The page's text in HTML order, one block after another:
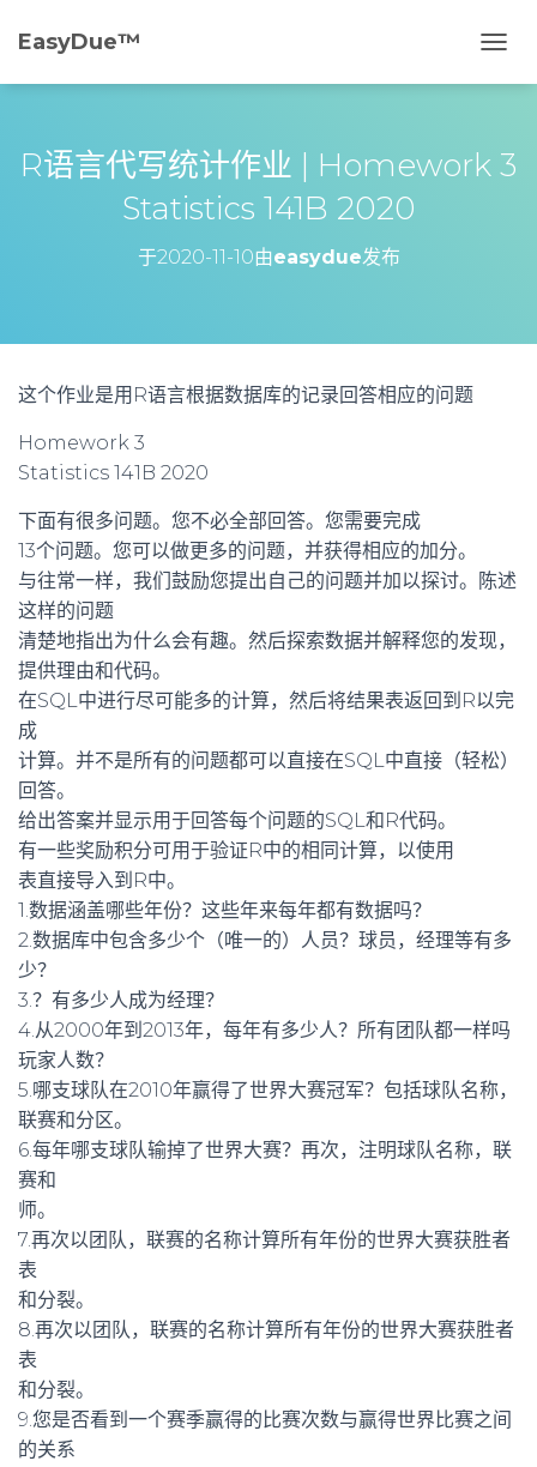
EasyDue™️
换
R语言代写统计作业 | Homework 3
Statistics 141B 2020
于2020-11-10由easydue发布
这个作业是用R语言根据数据库的记录回答相应的问题
Homework 3
Statistics 141B 2020
下面有很多问题。您不必全部回答。您需要完成
13个问题。您可以做更多的问题，并获得相应的加分。
与往常一样，我们鼓励您提出自己的问题并加以探讨。陈述
这样的问题
清楚地指出为什么会有趣。然后探索数据并解释您的发现，
提供理由和代码。
在SQL中进行尽可能多的计算，然后将结果表返回到R以完
成
计算。并不是所有的问题都可以直接在SQL中直接（轻松）
回答。
给出答案并显示用于回答每个问题的SQL和R代码。
有一些奖励积分可用于验证R中的相同计算，以使用
表直接导入到R中。
1.数据涵盖哪些年份？这些年来每年都有数据吗？
2.数据库中包含多少个（唯一的）人员？球员，经理等有多
少？
3.？有多少人成为经理？
4.从2000年到2013年，每年有多少人？所有团队都一样吗
玩家人数？
5.哪支球队在2010年赢得了世界大赛冠军？包括球队名称，
联赛和分区。
6.每年哪支球队输掉了世界大赛？再次，注明球队名称，联
赛和
师。
7.再次以团队，联赛的名称计算所有年份的世界大赛获胜者
表
和分裂。
8.再次以团队，联赛的名称计算所有年份的世界大赛获胜者
表
和分裂。
9.您是否看到一个赛季赢得的比赛次数与赢得世界比赛之间
的关系